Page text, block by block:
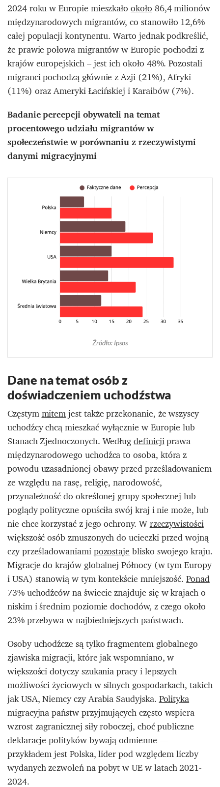
2024 roku w Europie mieszkałookoło86,4 milionów
międzynarodowych migrantów, co stanowiło 12,6%
całej populacji kontynentu. Warto jednak podkreślić,
że prawie połowa migrantów w Europie pochodzi z
krajów europejskich – jest ich około 48%. Pozostali
migranci pochodzą głównie z Azji (21%), Afryki
(11%) oraz Ameryki Łacińskiej i Karaibów (7%).
Badanie percepcji obywateli na temat
procentowego udziału migrantów w
społeczeństwie w porównaniu z rzeczywistymi
danymi migracyjnymi
Źródło: Ipsos
Dane na temat osób z
doświadczeniem uchodźstwa
Częstymmitemjest także przekonanie, że wszyscy
uchodźcy chcą mieszkać wyłącznie w Europie lub
Stanach Zjednoczonych. Wedługdefinicjiprawa
międzynarodowego uchodźca to osoba, która z
powodu uzasadnionej obawy przed prześladowaniem
ze względu na rasę, religię, narodowość,
przynależność do określonej grupy społecznej lub
poglądy polityczne opuściła swój kraj i nie może, lub
nie chce korzystać z jego ochrony. Wrzeczywistości
większość osób zmuszonych do ucieczki przed wojną
czy prześladowaniamipozostajeblisko swojego kraju.
Migracje do krajów globalnej Północy (w tym Europy
i USA) stanowią w tym kontekście mniejszość.Ponad
73% uchodźców na świecie znajduje się w krajach o
niskim i średnim poziomie dochodów, z czego około
23% przebywa w najbiedniejszych państwach.
Osoby uchodźcze są tylko fragmentem globalnego
zjawiska migracji, które jak wspomniano, w
większości dotyczy szukania pracy i lepszych
możliwości życiowych w silnych gospodarkach, takich
jak USA, Niemcy czy Arabia Saudyjska.Polityka
migracyjna państw przyjmujących często wspiera
wzrost zagranicznej siły roboczej, choć publiczne
deklaracje polityków bywają odmienne —
przykładem jest Polska, lider pod względem liczby
wydanych zezwoleń na pobyt w UE w latach 2021-
2024.